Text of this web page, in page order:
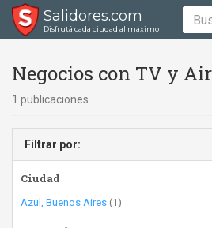
Salidores.com
Disfrutá cada ciudad al máximo
Negocios con TV y
1 publicaciones
Filtrar por:
Ciudad
Azul, Buenos Aires (1)